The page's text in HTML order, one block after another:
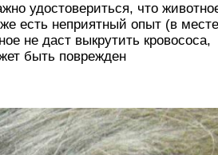
удостовериться, что
есть неприятный опыт (в месте
не даст выкрутить кровососа,
быть поврежден